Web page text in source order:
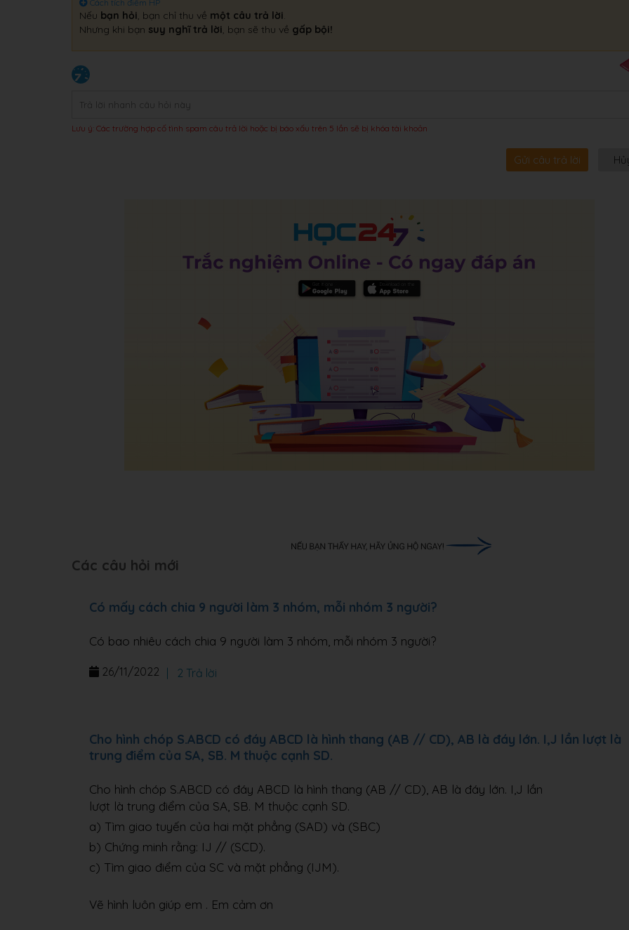
Cách tích điểm HP
Nếu bạn hỏi, bạn chỉ thu về một câu trả lời.
Nhưng khi bạn suy nghĩ trả lời, bạn sẽ thu về gấp bội!
Lưu ý: Các trường hợp cố tình spam câu trả lời hoặc bị báo xấu trên 5 lần sẽ bị khóa tài khoản
Gửi câu trả lời
Các câu hỏi mới
Có mấy cách chia 9 người làm 3 nhóm, mỗi nhóm 3 người?
Có bao nhiêu cách chia 9 người làm 3 nhóm, mỗi nhóm 3 người?
26/11/2022 | 2 Trả lời
Cho hình chóp S.ABCD có đáy ABCD là hình thang (AB // CD), AB là đáy lớn. I,J lần lượt là
trung điểm của SA, SB. M thuộc cạnh SD.
Cho hình chóp S.ABCD có đáy ABCD là hình thang (AB // CD), AB là đáy lớn. I,J lần
lượt là trung điểm của SA, SB. M thuộc cạnh SD.
a) Tìm giao tuyến của hai mặt phẳng (SAD) và (SBC)
b) Chứng minh rằng: IJ // (SCD).
c) Tìm giao điểm của SC và mặt phẳng (IJM).
Vẽ hình luôn giúp em . Em cảm ơn